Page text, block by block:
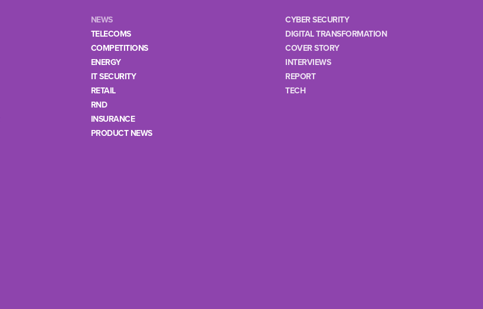
NEWS
TELECOMS
COMPETITIONS
ENERGY
IT SECURITY
RETAIL
RND
INSURANCE
PRODUCT NEWS
CYBER SECURITY
DIGITAL TRANSFORMATION
COVER STORY
INTERVIEWS
REPORT
TECH